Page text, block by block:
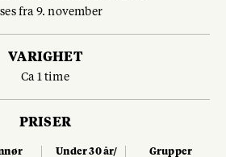
fra 9. november
VARIGHET
Ca 1 time
PRISER
Under 30 år/
Grupper